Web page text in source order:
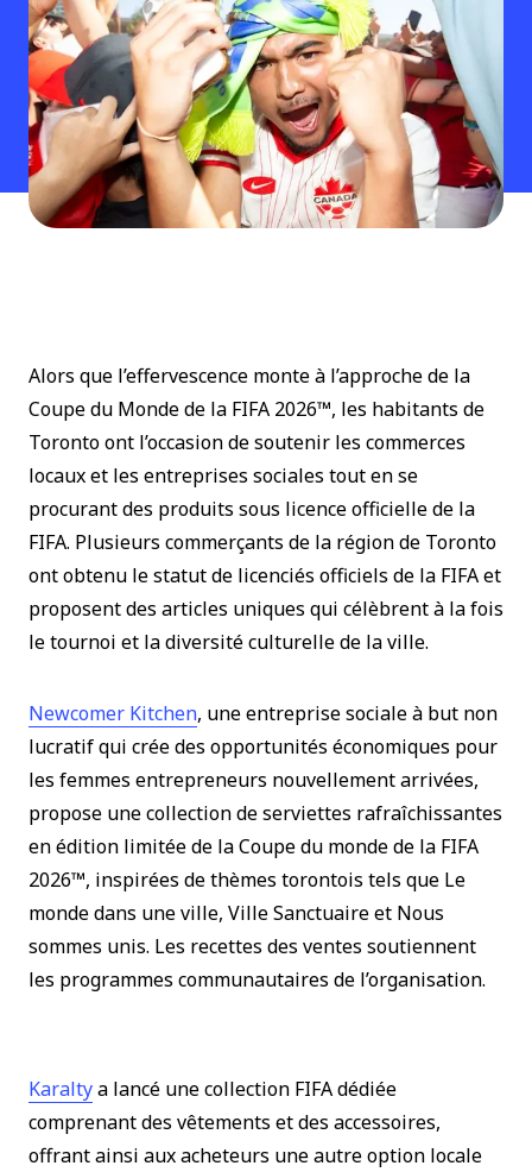
Alors que l’effervescence monte à l’approche de la
Coupe du Monde de la FIFA 2026™, les habitants de
Toronto ont l’occasion de soutenir les commerces
locaux et les entreprises sociales tout en se
procurant des produits sous licence officielle de la
FIFA. Plusieurs commerçants de la région de Toronto
ont obtenu le statut de licenciés officiels de la FIFA et
proposent des articles uniques qui célèbrent à la fois
le tournoi et la diversité culturelle de la ville.
Newcomer Kitchen(le lien s’ouvre dans une nouvelle
, une entreprise sociale à but non
lucratif qui crée des opportunités économiques pour
les femmes entrepreneurs nouvellement arrivées,
propose une collection de serviettes rafraîchissantes
en édition limitée de la Coupe du monde de la FIFA
2026™, inspirées de thèmes torontois tels que Le
monde dans une ville, Ville Sanctuaire et Nous
sommes unis. Les recettes des ventes soutiennent
les programmes communautaires de l’organisation.
Karalty(le lien s’ouvre dans une nouvelle fenêtre)
a lancé une collection FIFA dédiée
comprenant des vêtements et des accessoires,
offrant ainsi aux acheteurs une autre option locale